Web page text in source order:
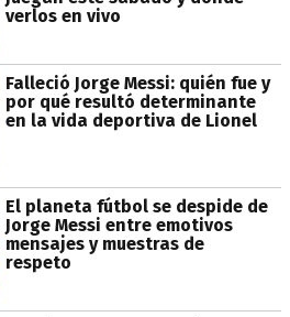
verlos en vivo
Falleció Jorge Messi: quién fue y
por qué resultó determinante
en la vida deportiva de Lionel
El planeta fútbol se despide de
Jorge Messi entre emotivos
mensajes y muestras de
respeto